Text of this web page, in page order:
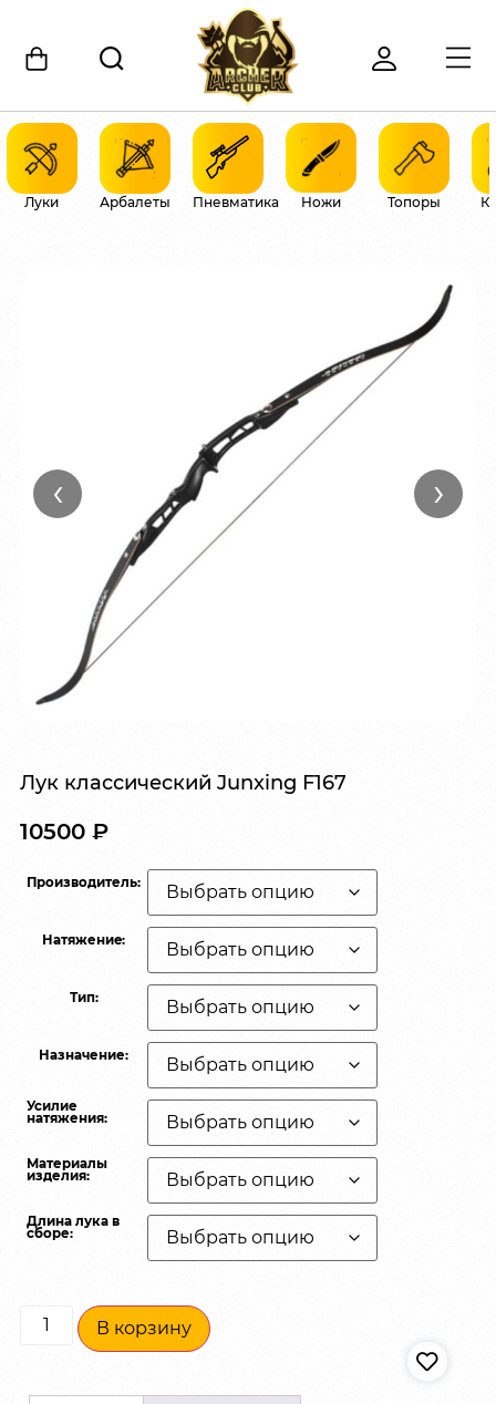
Луки Арбалеты Пневматика Ножи Топоры
‹ ›
Лук классический Junxing F167
10500 ₽
Производитель:
Натяжениe:
Тип:
Назначение:
Усилие
натяжения:
Материалы
изделия:
Длина лука в
сборе:
В корзину